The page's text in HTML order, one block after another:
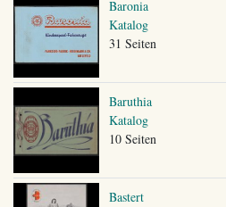
Baronia
Katalog
31 Seiten
Baruthia
Katalog
10 Seiten
Bastert